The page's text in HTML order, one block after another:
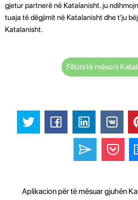
gjetur partnerë në Katalanisht. ju
tuaja të dëgjimit në Katalanisht dhe t'ju
Katalanisht.
Filloni të mësoni
Aplikacion për të mësuar gjuhën